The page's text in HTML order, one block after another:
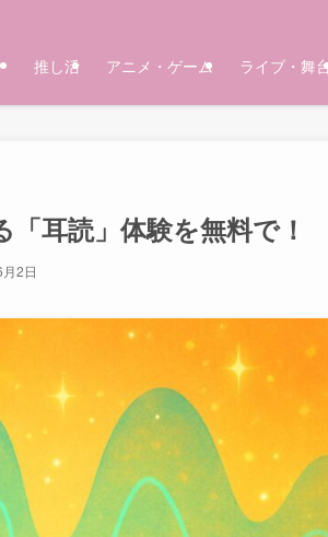
推し活 アニメ・ゲーム ライブ・舞
耳読」体験を無料で！
2日